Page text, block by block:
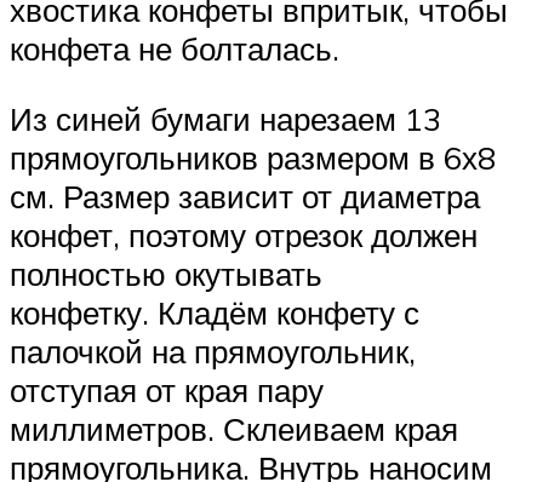
хвостика конфеты впритык, чтобы
конфета не болталась.
Из синей бумаги нарезаем 13
прямоугольников размером в 6х8
см. Размер зависит от диаметра
конфет, поэтому отрезок должен
полностью окутывать
конфетку. Кладём конфету с
палочкой на прямоугольник,
отступая от края пару
миллиметров. Склеиваем края
прямоугольника. Внутрь наносим